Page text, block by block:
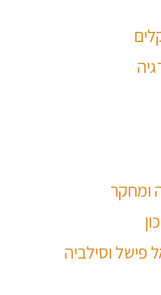
ומחקר
וסילביה